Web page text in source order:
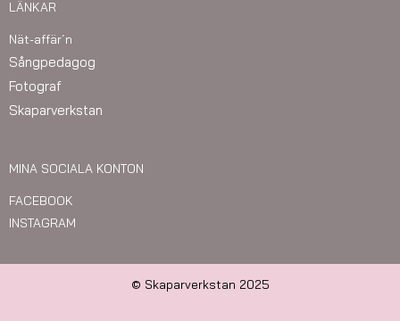
LÄNKAR
Nät-affär´n
Sångpedagog
Fotograf
Skaparverkstan
MINA SOCIALA KONTON
FACEBOOK
INSTAGRAM
© Skaparverkstan 2025